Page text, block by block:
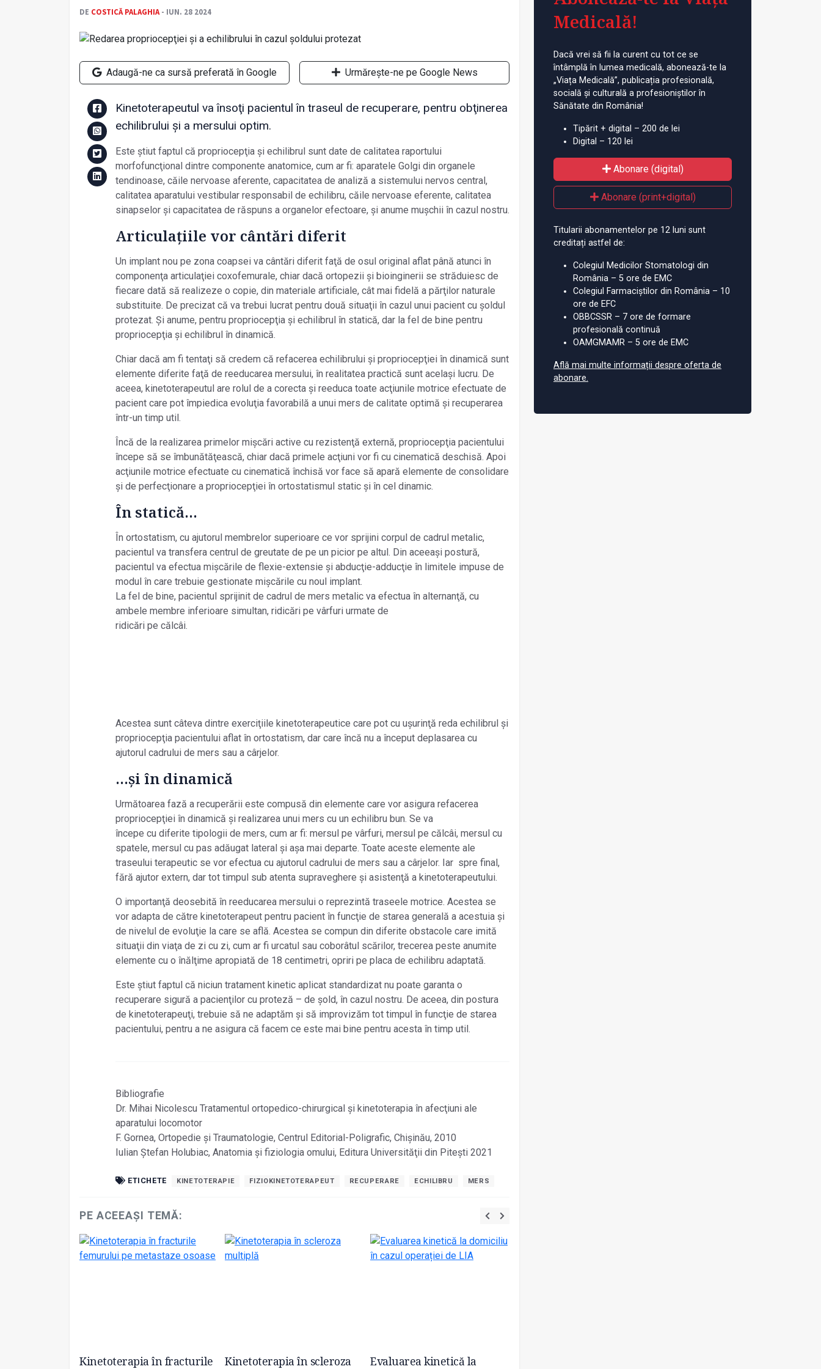
DE COSTICĂ PALAGHIA - IUN. 28 2024
Adaugă-ne ca sursă preferată în Google Urmărește-ne pe Google News
Kinetoterapeutul va însoţi pacientul în traseul de recuperare, pentru obţinerea
echilibrului și a mersului optim.
Este știut faptul că propriocepţia și echilibrul sunt date de calitatea raportului
morfofuncţional dintre componente anatomice, cum ar fi: aparatele Golgi din organele
tendinoase, căile nervoase aferente, capacitatea de analiză a sistemului nervos central,
calitatea aparatului vestibular responsabil de echilibru, căile nervoase eferente, calitatea
sinapselor și capacitatea de răspuns a organelor efectoare, și anume mușchii în cazul nostru.
Articulaţiile vor cântări diferit
Un implant nou pe zona coapsei va cântări diferit faţă de osul original aflat până atunci în
componenţa articulaţiei coxofemurale, chiar dacă ortopezii și bioinginerii se străduiesc de
fiecare dată să realizeze o copie, din materiale artificiale, cât mai fidelă a părţilor naturale
substituite. De precizat că va trebui lucrat pentru două situaţii în cazul unui pacient cu șoldul
protezat. Și anume, pentru propriocepţia și echilibrul în statică, dar la fel de bine pentru
propriocepţia și echilibrul în dinamică.
Chiar dacă am fi tentaţi să credem că refacerea echilibrului și propriocepţiei în dinamică sunt
elemente diferite faţă de reeducarea mersului, în realitatea practică sunt același lucru. De
aceea, kinetoterapeutul are rolul de a corecta și reeduca toate acţiunile motrice efectuate de
pacient care pot împiedica evoluţia favorabilă a unui mers de calitate optimă și recuperarea
într-un timp util.
Încă de la realizarea primelor mișcări active cu rezistenţă externă, propriocepţia pacientului
începe să se îmbunătăţească, chiar dacă primele acţiuni vor fi cu cinematică deschisă. Apoi
acţiunile motrice efectuate cu cinematică închisă vor face să apară elemente de consolidare
și de perfecţionare a propriocepţiei în ortostatismul static și în cel dinamic.
În statică…
În ortostatism, cu ajutorul membrelor superioare ce vor sprijini corpul de cadrul metalic,
pacientul va transfera centrul de greutate de pe un picior pe altul. Din aceeași postură,
pacientul va efectua mișcările de flexie-extensie și abducţie-adducţie în limitele impuse de
modul în care trebuie gestionate mișcările cu noul implant.
La fel de bine, pacientul sprijinit de cadrul de mers metalic va efectua în alternanţă, cu
ambele membre inferioare simultan, ridicări pe vârfuri urmate de
ridicări pe călcâi.
Acestea sunt câteva dintre exerciţiile kinetoterapeutice care pot cu ușurinţă reda echilibrul și
propriocepţia pacientului aflat în ortostatism, dar care încă nu a început deplasarea cu
ajutorul cadrului de mers sau a cârjelor.
...și în dinamică
Următoarea fază a recuperării este compusă din elemente care vor asigura refacerea
propriocepţiei în dinamică și realizarea unui mers cu un echilibru bun. Se va
începe cu diferite tipologii de mers, cum ar fi: mersul pe vârfuri, mersul pe călcâi, mersul cu
spatele, mersul cu pas adăugat lateral și așa mai departe. Toate aceste elemente ale
traseului terapeutic se vor efectua cu ajutorul cadrului de mers sau a cârjelor. Iar spre final,
fără ajutor extern, dar tot timpul sub atenta supraveghere și asistenţă a kinetoterapeutului.
O importanţă deosebită în reeducarea mersului o reprezintă traseele motrice. Acestea se
vor adapta de către kinetoterapeut pentru pacient în funcţie de starea generală a acestuia și
de nivelul de evoluţie la care se află. Acestea se compun din diferite obstacole care imită
situaţii din viaţa de zi cu zi, cum ar fi urcatul sau coborâtul scărilor, trecerea peste anumite
elemente cu o înălţime apropiată de 18 centimetri, opriri pe placa de echilibru adaptată.
Este știut faptul că niciun tratament kinetic aplicat standardizat nu poate garanta o
recuperare sigură a pacienţilor cu proteză – de șold, în cazul nostru. De aceea, din postura
de kinetoterapeuţi, trebuie să ne adaptăm și să improvizăm tot timpul în funcţie de starea
pacientului, pentru a ne asigura că facem ce este mai bine pentru acesta în timp util.
Bibliografie
Dr. Mihai Nicolescu Tratamentul ortopedico-chirurgical și kinetoterapia în afecţiuni ale
aparatului locomotor
F. Gornea, Ortopedie și Traumatologie, Centrul Editorial-Poligrafic, Chișinău, 2010
Iulian Ștefan Holubiac, Anatomia și fiziologia omului, Editura Universităţii din Pitești 2021
ETICHETE KINETOTERAPIE FIZIOKINETOTERAPEUT RECUPERARE ECHILIBRU MERS
PE ACEEAȘI TEMĂ:
Kinetoterapia în fracturile
Kinetoterapia în scleroza
Evaluarea kinetică la
Medicală!
Dacă vrei să fii la curent cu tot ce se
întâmplă în lumea medicală, abonează-te la
„Viața Medicală”, publicația profesională,
socială și culturală a profesioniștilor în
Sănătate din România!
Tipărit + digital – 200 de lei
Digital – 120 lei
Abonare (digital)
Abonare (print+digital)
Titularii abonamentelor pe 12 luni sunt
creditați astfel de:
Colegiul Medicilor Stomatologi din
România – 5 ore de EMC
Colegiul Farmaciștilor din România – 10
ore de EFC
OBBCSSR – 7 ore de formare
profesională continuă
OAMGMAMR – 5 ore de EMC
Află mai multe informații despre oferta de
abonare.